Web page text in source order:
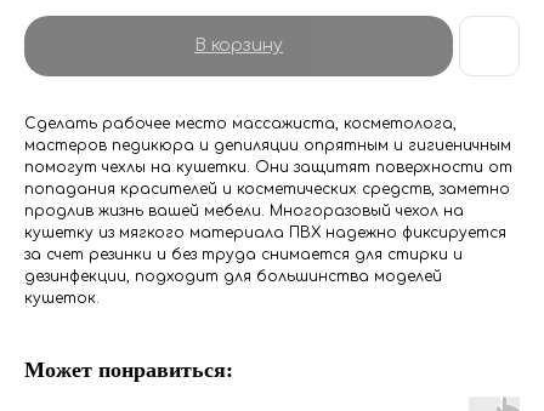
В корзину
Сделать рабочее место массажиста, косметолога,
мастеров педикюра и депиляции опрятным и гигиеничным
помогут чехлы на кушетки. Они защитят поверхности от
попадания красителей и косметических средств, заметно
продлив жизнь вашей мебели. Многоразовый чехол на
кушетку из мягкого материала ПВХ надежно фиксируется
за счет резинки и без труда снимается для стирки и
дезинфекции, подходит для большинства моделей
кушеток.
Может понравиться: